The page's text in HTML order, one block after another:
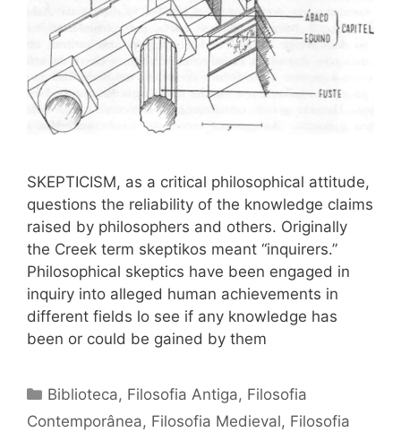
SKEPTICISM, as a critical philosophical attitude,
questions the reliability of the knowledge claims
raised by philosophers and others. Originally
the Creek term skeptikos meant “inquirers.”
Philosophical skeptics have been engaged in
inquiry into alleged human achievements in
different fields lo see if any knowledge has
been or could be gained by them
Categorias
Biblioteca, Filosofia Antiga, Filosofia
Contemporânea, Filosofia Medieval, Filosofia